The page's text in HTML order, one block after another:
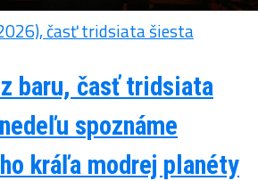
baru, časť tridsiata
spoznáme
kráľa modrej planéty